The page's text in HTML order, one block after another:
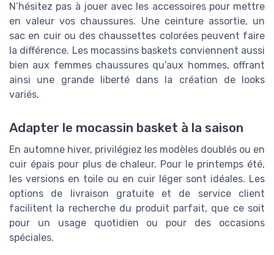
N’hésitez pas à jouer avec les accessoires pour mettre
en valeur vos chaussures. Une ceinture assortie, un
sac en cuir ou des chaussettes colorées peuvent faire
la différence. Les mocassins baskets conviennent aussi
bien aux femmes chaussures qu’aux hommes, offrant
ainsi une grande liberté dans la création de looks
variés.
Adapter le mocassin basket à la saison
En automne hiver, privilégiez les modèles doublés ou en
cuir épais pour plus de chaleur. Pour le printemps été,
les versions en toile ou en cuir léger sont idéales. Les
options de livraison gratuite et de service client
facilitent la recherche du produit parfait, que ce soit
pour un usage quotidien ou pour des occasions
spéciales.